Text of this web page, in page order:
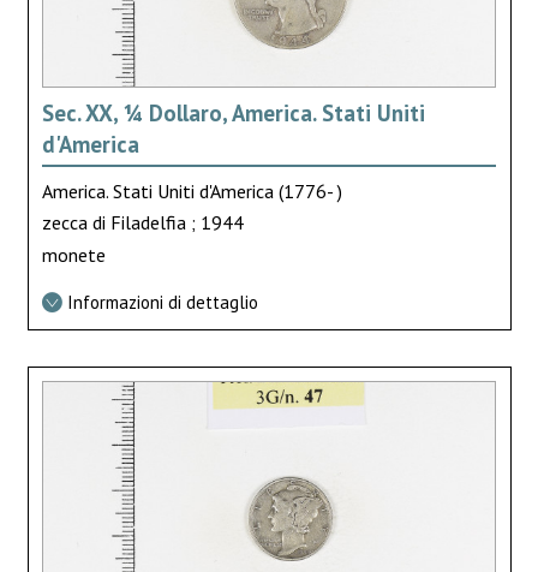
Sec. XX, ¼ Dollaro, America. Stati Uniti
d'America
America. Stati Uniti d'America (1776- )
zecca di Filadelfia ; 1944
monete
Informazioni di dettaglio